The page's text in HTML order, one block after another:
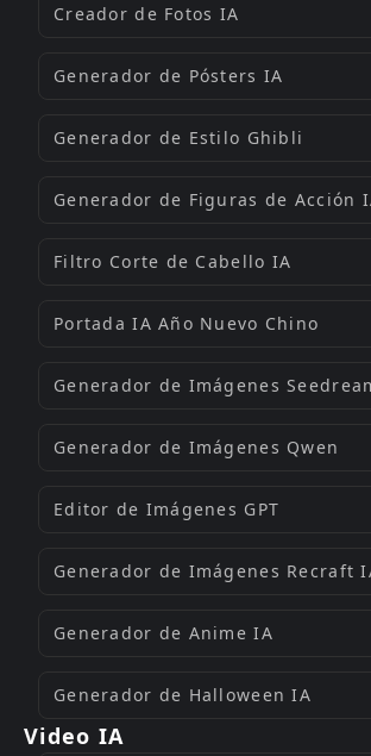
Creador de Fotos IA
Generador de Pósters IA
Generador de Estilo Ghibli
Generador de Figuras de Acción
Filtro Corte de Cabello IA
Portada IA Año Nuevo Chino
Generador de Imágenes
Generador de Imágenes Qwen
Editor de Imágenes GPT
Generador de Imágenes Recraft
Generador de Anime IA
Generador de Halloween IA
Video IA